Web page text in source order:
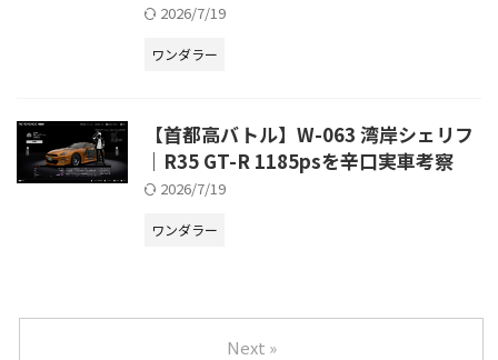
2026/7/19
ワンダラー
【首都高バトル】W-063 湾岸シェリフ
｜R35 GT-R 1185psを辛口実車考察
2026/7/19
ワンダラー
Next »